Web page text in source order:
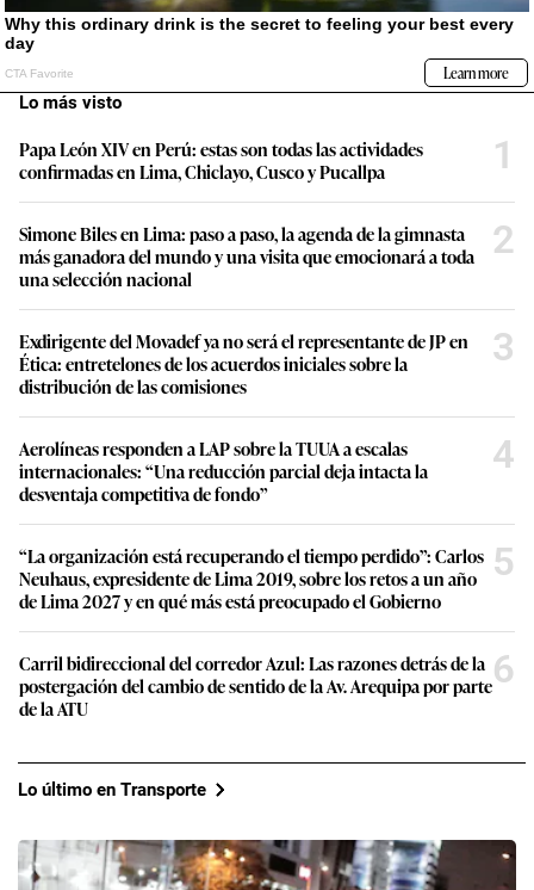
Lo más visto
Papa León XIV en Perú: estas son todas las actividades
confirmadas en Lima, Chiclayo, Cusco y Pucallpa
1
Simone Biles en Lima: paso a paso, la agenda de la gimnasta
más ganadora del mundo y una visita que emocionará a toda
una selección nacional
2
Exdirigente del Movadef ya no será el representante de JP en
Ética: entretelones de los acuerdos iniciales sobre la
distribución de las comisiones
3
Aerolíneas responden a LAP sobre la TUUA a escalas
internacionales: “Una reducción parcial deja intacta la
desventaja competitiva de fondo”
4
“La organización está recuperando el tiempo perdido”: Carlos
Neuhaus, expresidente de Lima 2019, sobre los retos a un año
de Lima 2027 y en qué más está preocupado el Gobierno
5
Carril bidireccional del corredor Azul: Las razones detrás de la
postergación del cambio de sentido de la Av. Arequipa por parte
de la ATU
6
Lo último en Transporte